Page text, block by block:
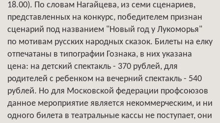
18.00). По словам Нагайцева, из семи сценариев,
представленных на конкурс, победителем признан
сценарий под названием "Новый год у Лукоморья"
по мотивам русских народных сказок. Билеты на елку
отпечатаны в типографии Гознака, в них указана
цена: на детский спектакль - 370 рублей, для
родителей с ребенком на вечерний спектакль - 540
рублей. Но для Московской федерации профсоюзов
данное мероприятие является некоммерческим, и ни
одного билета в театральные кассы не поступает, они